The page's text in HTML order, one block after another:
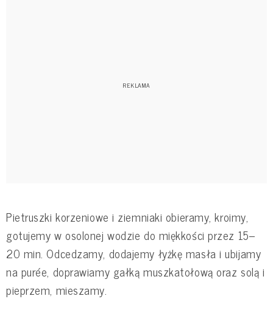
Pietruszki korzeniowe i ziemniaki obieramy, kroimy,
gotujemy w osolonej wodzie do miękkości przez 15–
20 min. Odcedzamy, dodajemy łyżkę masła i ubijamy
na purée, doprawiamy gałką muszkatołową oraz solą i
pieprzem, mieszamy.